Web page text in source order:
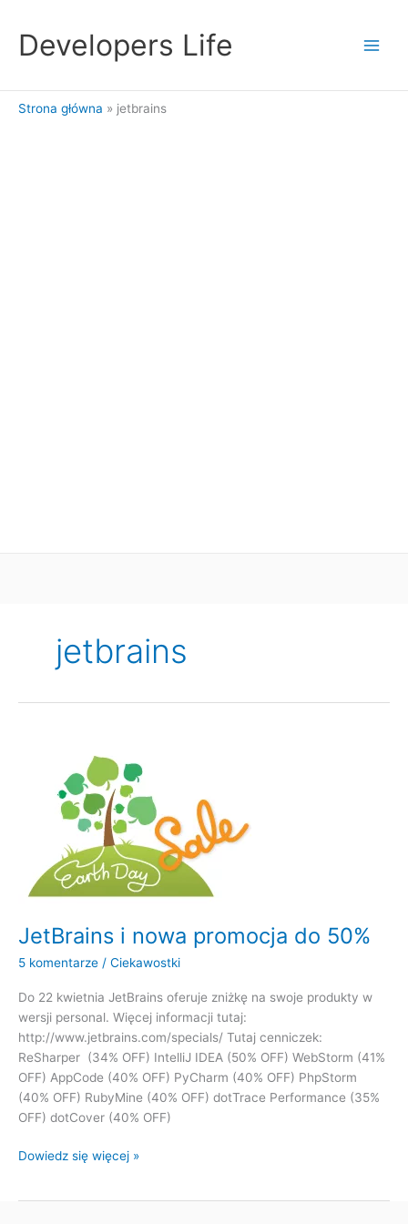
treściDevelopers Life
Strona główna jetbrains
jetbrains
JetBrains i nowa promocja do 50%
5 komentarze / Ciekawostki
Do 22 kwietnia JetBrains oferuje zniżkę na swoje produkty w
wersji personal. Więcej informacji tutaj:
http://www.jetbrains.com/specials/ Tutaj cenniczek:
ReSharper (34% OFF) IntelliJ IDEA (50% OFF) WebStorm (41%
OFF) AppCode (40% OFF) PyCharm (40% OFF) PhpStorm
(40% OFF) RubyMine (40% OFF) dotTrace Performance (35%
OFF) dotCover (40% OFF)
JetBrains
Dowiedz się więcej »